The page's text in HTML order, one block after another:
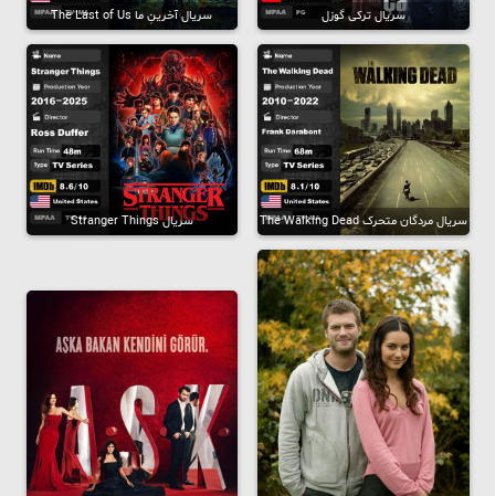
سریال ترکی گوزل سریال آخرینِ ما The Last of Us
سریال مردگان متحرک The Walking Dead سریال Stranger Things